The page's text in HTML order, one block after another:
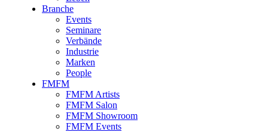
Branche
Events
Seminare
Verbände
Industrie
Marken
People
FMFM
FMFM Artists
FMFM Salon
FMFM Showroom
FMFM Events